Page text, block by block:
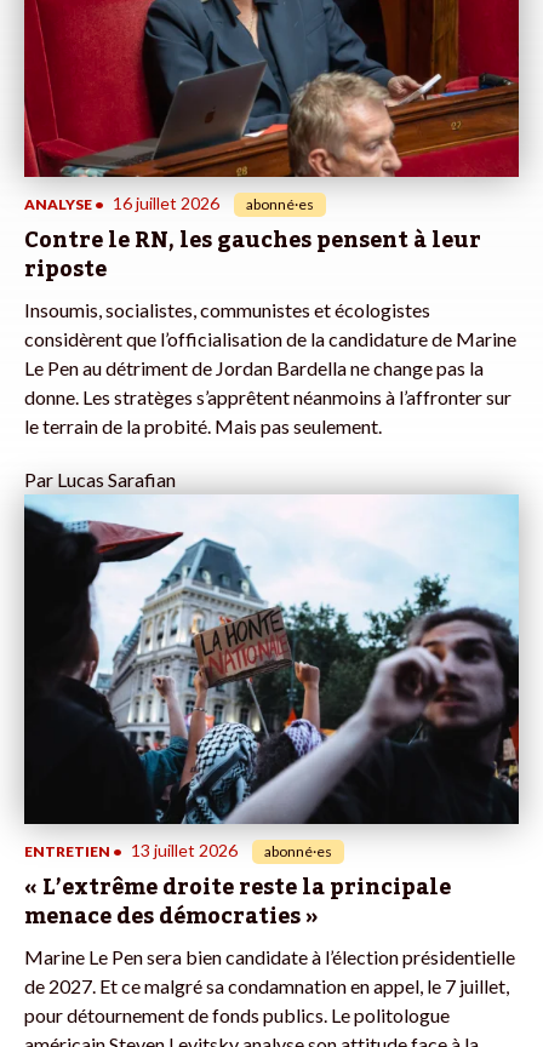
ANALYSE • 16 juillet 2026 abonné·es
Contre le RN, les gauches pensent à leur
riposte
Insoumis, socialistes, communistes et écologistes
considèrent que l’officialisation de la candidature de Marine
Le Pen au détriment de Jordan Bardella ne change pas la
donne. Les stratèges s’apprêtent néanmoins à l’affronter sur
le terrain de la probité. Mais pas seulement.
Par Lucas Sarafian
ENTRETIEN • 13 juillet 2026 abonné·es
« L’extrême droite reste la principale
menace des démocraties »
Marine Le Pen sera bien candidate à l’élection présidentielle
de 2027. Et ce malgré sa condamnation en appel, le 7 juillet,
pour détournement de fonds publics. Le politologue